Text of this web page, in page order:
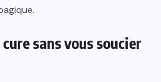
sans vous soucier